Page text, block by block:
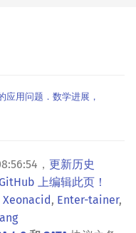
应用问题．数学进展，
， 更新历史
上编辑此页！
Xeonacid, Enter-tainer,